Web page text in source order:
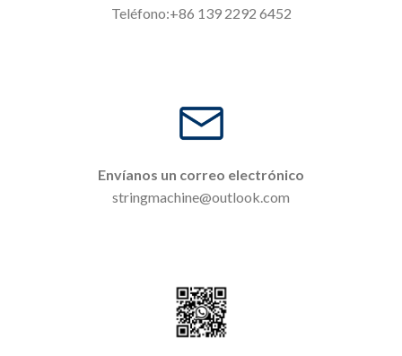
Teléfono:+86 139 2292 6452
Envíanos un correo electrónico
stringmachine@outlook.com